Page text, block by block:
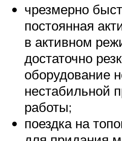
чрезмерно
постоянная
в активном
достаточно
оборудование
нестабильной
работы;
поездка на